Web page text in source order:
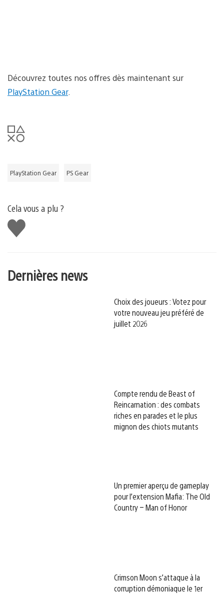
Découvrez toutes nos offres dès maintenant sur
PlayStation Gear.
PlayStation Gear PS Gear
Cela vous a plu ?
J'aime
Dernières news
Choix des joueurs : Votez pour
votre nouveau jeu préféré de
juillet 2026
Compte rendu de Beast of
Reincarnation : des combats
riches en parades et le plus
mignon des chiots mutants
Un premier aperçu de gameplay
pour l’extension Mafia: The Old
Country – Man of Honor
Crimson Moon s’attaque à la
corruption démoniaque le 1er